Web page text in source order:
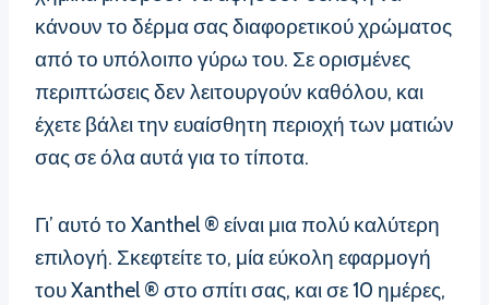
κάνουν το δέρμα σας διαφορετικού χρώματος
από το υπόλοιπο γύρω του. Σε ορισμένες
περιπτώσεις δεν λειτουργούν καθόλου, και
έχετε βάλει την ευαίσθητη περιοχή των ματιών
σας σε όλα αυτά για το τίποτα.
Γι’ αυτό το Xanthel ® είναι μια πολύ καλύτερη
επιλογή. Σκεφτείτε το, μία εύκολη εφαρμογή
του Xanthel ® στο σπίτι σας, και σε 10 ημέρες,